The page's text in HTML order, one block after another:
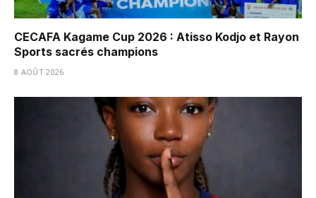
CECAFA Kagame Cup 2026 : Atisso Kodjo et Rayon
Sports sacrés champions
8 AOÛT 2026